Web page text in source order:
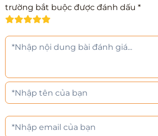
trường bắt buộc được đánh dấu *